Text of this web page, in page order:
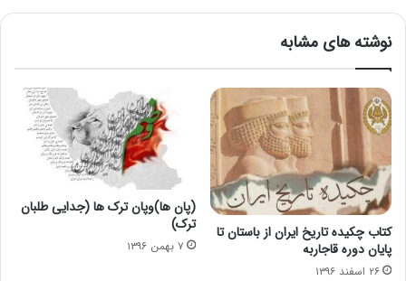
نوشته های مشابه
کتاب چکیده تاریخ ایران از باستان تا
پایان دوره قاجاربه
۲۶ اسفند ۱۳۹۶
(پان ها)وپان ترک ها (جدایی طلبان
ترک)
۷ بهمن ۱۳۹۶